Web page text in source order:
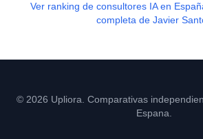
Ver ranking de consultores IA en
completa de Javier
© 2026 Upliora. Comparativas
Espana.